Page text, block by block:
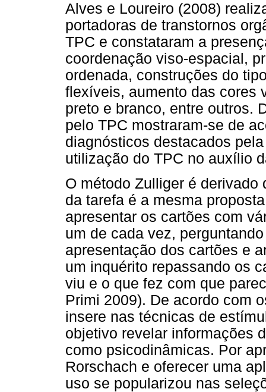
Alves e Loureiro (2008)
portadoras de transtornos
TPC e constataram a
coordenação viso-espacial,
ordenada, construções do
flexíveis, aumento das cores
preto e branco, entre outros.
pelo TPC mostraram-se de
diagnósticos destacados
utilização do TPC no auxílio
O método Zulliger é derivado
da tarefa é a mesma
apresentar os cartões com
um de cada vez,
apresentação dos cartões e
um inquérito repassando os
viu e o que fez com que
Primi 2009). De acordo com
insere nas técnicas de
objetivo revelar informações
como psicodinâmicas. Por
Rorschach e oferecer uma
uso se popularizou nas